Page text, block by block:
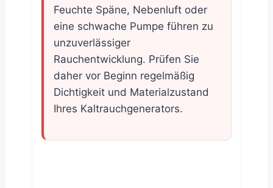
Feuchte Späne, Nebenluft oder
eine schwache Pumpe führen zu
unzuverlässiger
Rauchentwicklung. Prüfen Sie
daher vor Beginn regelmäßig
Dichtigkeit und Materialzustand
Ihres Kaltrauchgenerators.